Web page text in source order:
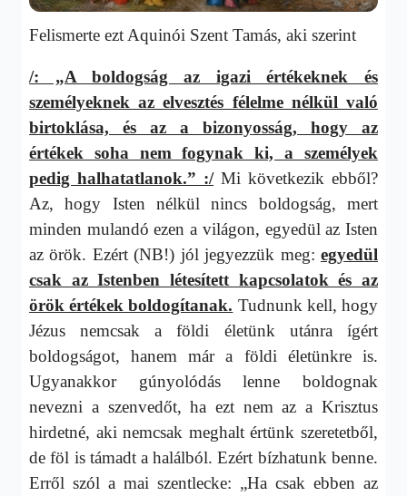
Felismerte ezt Aquinói Szent Tamás, aki szerint
/: „A boldogság az igazi értékeknek és
személyeknek az elvesztés félelme nélkül való
birtoklása, és az a bizonyosság, hogy az
értékek soha nem fogynak ki, a személyek
pedig halhatatlanok.” :/Mi következik ebből?
Az, hogy Isten nélkül nincs boldogság, mert
minden mulandó ezen a világon, egyedül az Isten
az örök. Ezért (NB!) jól jegyezzük meg: egyedül
csak az Istenben létesített kapcsolatok és az
örök értékek boldogítanak. Tudnunk kell, hogy
Jézus nemcsak a földi életünk utánra ígért
boldogságot, hanem már a földi életünkre is.
Ugyanakkor gúnyolódás lenne boldognak
nevezni a szenvedőt, ha ezt nem az a Krisztus
hirdetné, aki nemcsak meghalt értünk szeretetből,
de föl is támadt a halálból. Ezért bízhatunk benne.
Erről szól a mai szentlecke: „Ha csak ebben az